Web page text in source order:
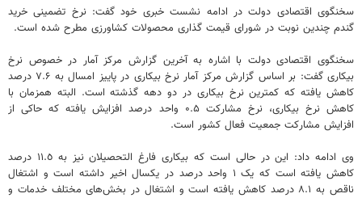
سخنگوی اقتصادی دولت در ادامه نشست خبری خود گفت: نرخ تضمینی خرید
گندم چندین نوبت در شورای قیمت گذاری محصولات کشاورزی مطرح شده است.
سخنگوی اقتصادی دولت با اشاره به آخرین گزارش مرکز آمار در خصوص نرخ
بیکاری گفت: بر اساس گزارش مرکز آمار نرخ بیکاری در پاییز امسال به ۷.۶ درصد
کاهش یافته که کمترین نرخ بیکاری در دو دهه گذشته است. البته همزمان با
کاهش نرخ بیکاری، نرخ مشارکت ۰.۵ واحد درصد افزایش یافته که حاکی از
افزایش مشارکت جمعیت فعال کشور است.
وی ادامه داد: این در حالی است که بیکاری فارغ التحصیلان نیز به ١١.٥ درصد
کاهش یافته است که یک ۱ واحد درصد در یکسال اخیر داشته است و اشتغال
ناقص به ۸.۱ درصد کاهش یافته است و اشتغال در بخش‌های مختلف خدمات و